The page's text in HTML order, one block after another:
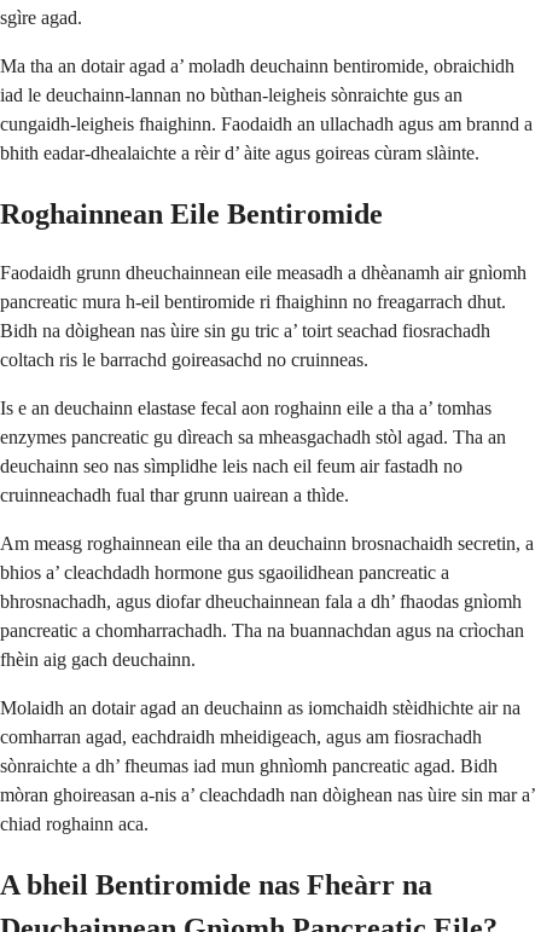
sgìre agad.
Ma tha an dotair agad a’ moladh deuchainn bentiromide, obraichidh
iad le deuchainn-lannan no bùthan-leigheis sònraichte gus an
cungaidh-leigheis fhaighinn. Faodaidh an ullachadh agus am brannd a
bhith eadar-dhealaichte a rèir d’ àite agus goireas cùram slàinte.
Roghainnean Eile Bentiromide
Faodaidh grunn dheuchainnean eile measadh a dhèanamh air gnìomh
pancreatic mura h-eil bentiromide ri fhaighinn no freagarrach dhut.
Bidh na dòighean nas ùire sin gu tric a’ toirt seachad fiosrachadh
coltach ris le barrachd goireasachd no cruinneas.
Is e an deuchainn elastase fecal aon roghainn eile a tha a’ tomhas
enzymes pancreatic gu dìreach sa mheasgachadh stòl agad. Tha an
deuchainn seo nas sìmplidhe leis nach eil feum air fastadh no
cruinneachadh fual thar grunn uairean a thìde.
Am measg roghainnean eile tha an deuchainn brosnachaidh secretin, a
bhios a’ cleachdadh hormone gus sgaoilidhean pancreatic a
bhrosnachadh, agus diofar dheuchainnean fala a dh’ fhaodas gnìomh
pancreatic a chomharrachadh. Tha na buannachdan agus na crìochan
fhèin aig gach deuchainn.
Molaidh an dotair agad an deuchainn as iomchaidh stèidhichte air na
comharran agad, eachdraidh mheidigeach, agus am fiosrachadh
sònraichte a dh’ fheumas iad mun ghnìomh pancreatic agad. Bidh
mòran ghoireasan a-nis a’ cleachdadh nan dòighean nas ùire sin mar a’
chiad roghainn aca.
A bheil Bentiromide nas Fheàrr na